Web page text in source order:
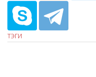
ТЭГИ